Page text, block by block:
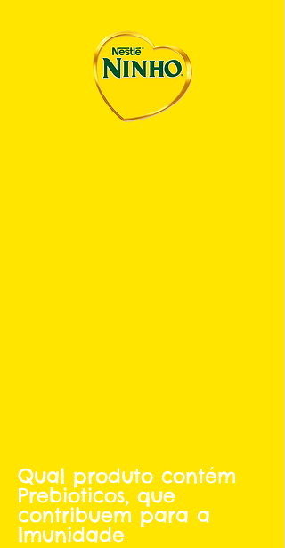
Qual produto contém
Prebioticos, que
contribuem para a
Imunidade